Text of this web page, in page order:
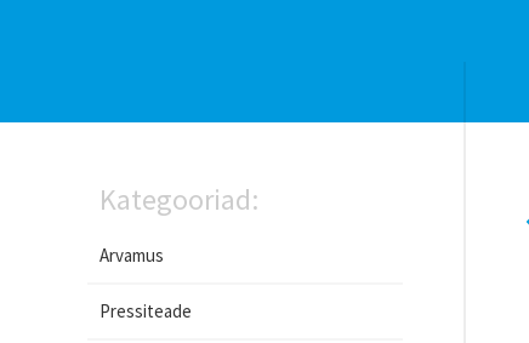
Kategooriad:
Arvamus
Pressiteade